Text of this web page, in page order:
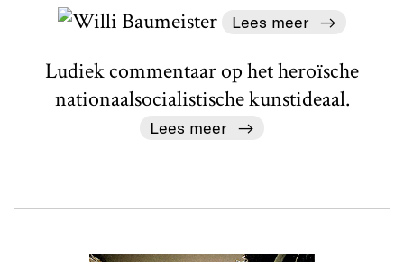
Lees meer
Ludiek commentaar op het heroïsche
nationaalsocialistische kunstideaal.
Lees meer